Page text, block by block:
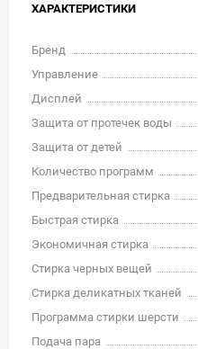
ХАРАКТЕРИСТИКИ
Бренд
Управление
Дисплей
Защита от протечек воды
Защита от детей
Количество программ
Предварительная стирка
Быстрая стирка
Экономичная стирка
Стирка черных вещей
Стирка деликатных тканей
Программа стирки шерсти
Подача пара